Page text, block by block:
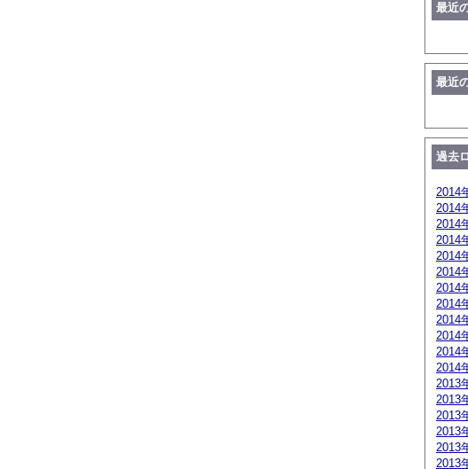
最近
最近
過去
2014
2014
2014
2014
2014
2014
2014
2014
2014
2014
2014
2014
2013
2013
2013
2013
2013
2013